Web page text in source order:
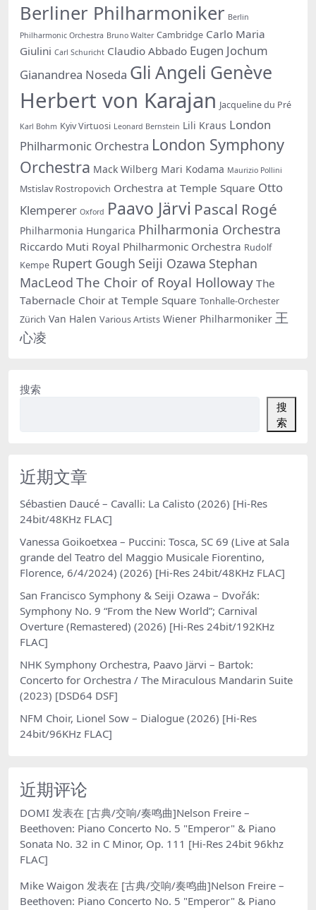
Berliner Philharmoniker Berlin
Philharmonic Orchestra Bruno Walter Cambridge Carlo Maria
Giulini Carl Schuricht Claudio Abbado Eugen Jochum
Gianandrea Noseda Gli Angeli Genève
Herbert von Karajan Jacqueline du Pré
Karl Bohm Kyiv Virtuosi Leonard Bernstein Lili Kraus London
Philharmonic Orchestra London Symphony
Orchestra Mack Wilberg Mari Kodama Maurizio Pollini
Mstislav Rostropovich Orchestra at Temple Square Otto
Klemperer Oxford Paavo Järvi Pascal Rogé
Philharmonia Hungarica Philharmonia Orchestra
Riccardo Muti Royal Philharmonic Orchestra Rudolf
Kempe Rupert Gough Seiji Ozawa Stephan
MacLeod The Choir of Royal Holloway The
Tabernacle Choir at Temple Square Tonhalle-Orchester
Zürich Van Halen Various Artists Wiener Philharmoniker 王
心凌
搜索
搜
索
近期文章
Sébastien Daucé – Cavalli: La Calisto (2026) [Hi-Res
24bit/48KHz FLAC]
Vanessa Goikoetxea – Puccini: Tosca, SC 69 (Live at Sala
grande del Teatro del Maggio Musicale Fiorentino,
Florence, 6/4/2024) (2026) [Hi-Res 24bit/48KHz FLAC]
San Francisco Symphony & Seiji Ozawa – Dvořák:
Symphony No. 9 “From the New World”; Carnival
Overture (Remastered) (2026) [Hi-Res 24bit/192KHz
FLAC]
NHK Symphony Orchestra, Paavo Järvi – Bartok:
Concerto for Orchestra / The Miraculous Mandarin Suite
(2023) [DSD64 DSF]
NFM Choir, Lionel Sow – Dialogue (2026) [Hi-Res
24bit/96KHz FLAC]
近期评论
DOMI 发表在 [古典/交响/奏鸣曲]Nelson Freire –
Beethoven: Piano Concerto No. 5 "Emperor" & Piano
Sonata No. 32 in C Minor, Op. 111 [Hi-Res 24bit 96khz
FLAC]
Mike Waigon 发表在 [古典/交响/奏鸣曲]Nelson Freire –
Beethoven: Piano Concerto No. 5 "Emperor" & Piano